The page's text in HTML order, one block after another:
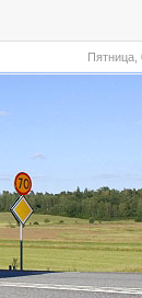
Пятница,